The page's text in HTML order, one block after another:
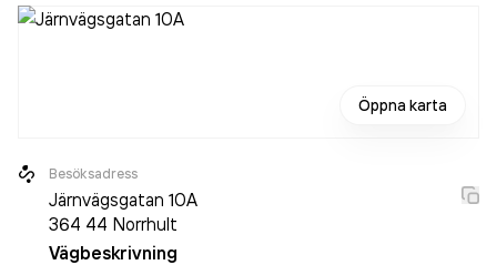
räkenskapsåret (2025).
Öppna karta
Besöksadress
Järnvägsgatan 10A
364 44 Norrhult
Vägbeskrivning